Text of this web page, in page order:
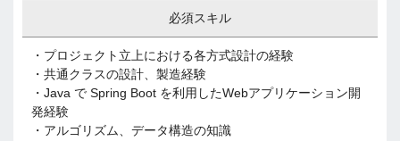
必須スキル
・プロジェクト立上における各方式設計の経験
・共通クラスの設計、製造経験
・Java で Spring Boot を利用したWebアプリケーション開
発経験
・アルゴリズム、データ構造の知識